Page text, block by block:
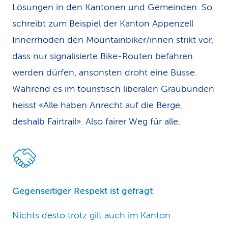
Lösungen in den Kantonen und Gemeinden. So
schreibt zum Beispiel der Kanton Appenzell
Innerrhoden den Mountain­biker/innen strikt vor,
dass nur signalisierte Bike-Routen befahren
werden dürfen, ansonsten droht eine Busse.
Während es im touristisch liberalen Graubünden
heisst «Alle haben Anrecht auf die Berge,
deshalb Fairtrail». Also fairer Weg für alle.
Gegenseitiger Respekt ist gefragt
Nichts desto trotz gilt auch im Kanton